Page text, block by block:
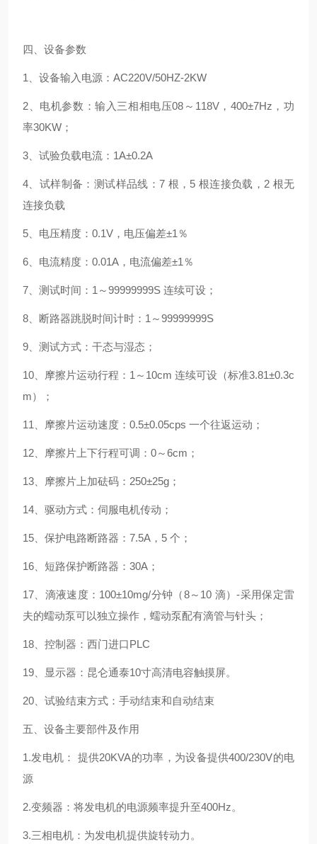
四、设备参数
1、设备输入电源：AC220V/50HZ-2KW
2、电机参数：输入三相相电压08～118V，400±7Hz，功
率30KW；
3、试验负载电流：1A±0.2A
4、试样制备：测试样品线：7 根，5 根连接负载，2 根无
连接负载
5、电压精度：0.1V，电压偏差±1％
6、电流精度：0.01A，电流偏差±1％
7、测试时间：1～99999999S 连续可设；
8、断路器跳脱时间计时：1～99999999S
9、测试方式：干态与湿态；
10、摩擦片运动行程：1～10cm 连续可设（标准3.81±0.3c
m）；
11、摩擦片运动速度：0.5±0.05cps 一个往返运动；
12、摩擦片上下行程可调：0～6cm；
13、摩擦片上加砝码：250±25g；
14、驱动方式：伺服电机传动；
15、保护电路断路器：7.5A，5 个；
16、短路保护断路器：30A；
17、滴液速度：100±10mg/分钟（8～10 滴）-采用保定雷
夫的蠕动泵可以独立操作，蠕动泵配有滴管与针头；
18、控制器：西门进口PLC
19、显示器：昆仑通泰10寸高清电容触摸屏。
20、试验结束方式：手动结束和自动结束
五、设备主要部件及作用
1.发电机： 提供20KVA的功率，为设备提供400/230V的电
源
2.变频器：将发电机的电源频率提升至400Hz。
3.三相电机：为发电机提供旋转动力。